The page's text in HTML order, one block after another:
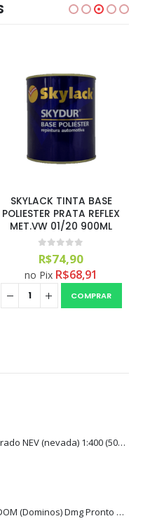
SKYLACK TINTA BASE
POLIESTER PRATA REFLEX
MET.VW 01/20 900ML
0 out of 5
R$74,90
no Pix R$68,91
COMPRAR
Lava Autos Concentrado NEV (nevada) 1:400 (500ml)
Limpador Multiuso DOM (Dominos) Dmg Pronto P/Uso (500ml)